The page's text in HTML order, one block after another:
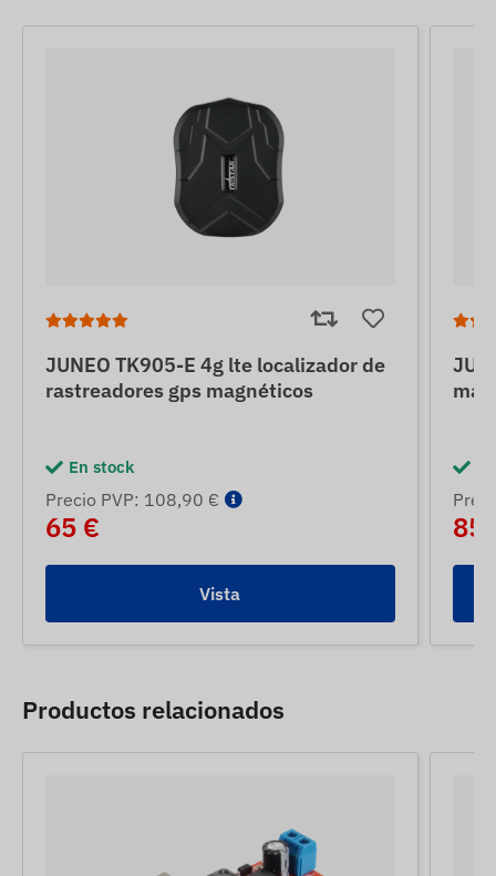
JUNEO TK905-E 4g lte localizador de
rastreadores gps magnéticos
En stock
Precio PVP: 108,90 €
65 €
Vista
85
Productos relacionados